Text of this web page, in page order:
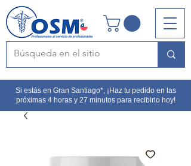
Si estás en Gran Santiago*, ¡Haz tu pedido en las
próximas 4 horas y 27 minutos para recibirlo hoy!